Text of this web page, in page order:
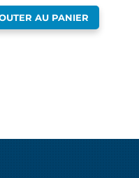
AU PANIER